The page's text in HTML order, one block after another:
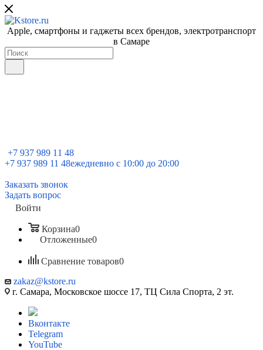
Apple, cмартфоны и гаджеты всех брендов, электротранспорт
в Самаре
+7 937 989 11 48
+7 937 989 11 48ежедневно с 10:00 до 20:00
Заказать звонок
Задать вопрос
Войти
Корзина0
Отложенные0
Сравнение товаров0
zakaz@kstore.ru
г. Самара, Московское шоссе 17, ТЦ Сила Спорта, 2 эт.
Вконтакте
Telegram
YouTube